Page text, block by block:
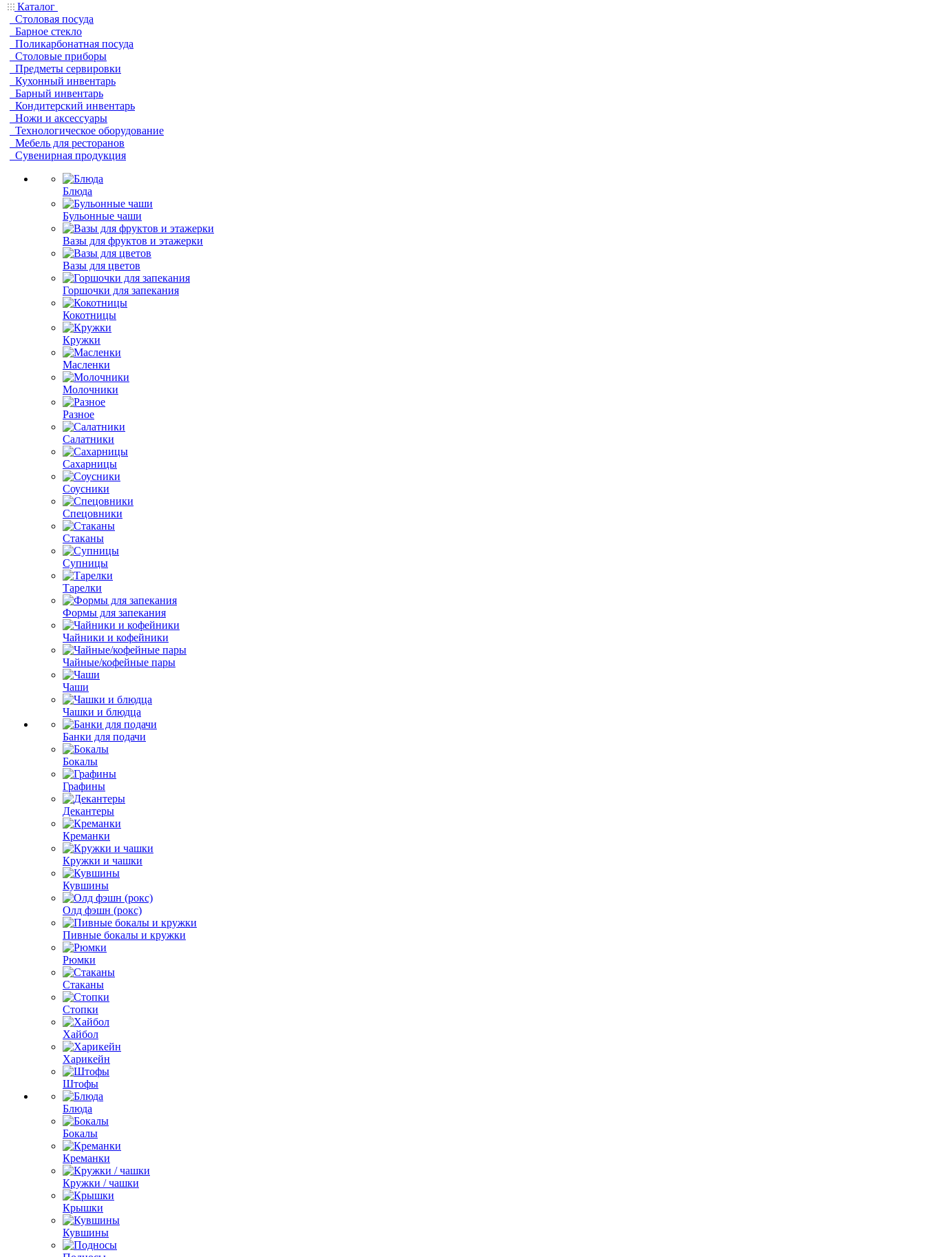
Каталог
Столовая посуда
Барное стекло
Поликарбонатная посуда
Столовые приборы
Предметы сервировки
Кухонный инвентарь
Барный инвентарь
Кондитерский инвентарь
Ножи и аксессуары
Технологическое оборудование
Мебель для ресторанов
Сувенирная продукция
Блюда
Бульонные чаши
Вазы для фруктов и этажерки
Вазы для цветов
Горшочки для запекания
Кокотницы
Кружки
Масленки
Молочники
Разное
Салатники
Сахарницы
Соусники
Спецовники
Стаканы
Супницы
Тарелки
Формы для запекания
Чайники и кофейники
Чайные/кофейные пары
Чаши
Чашки и блюдца
Банки для подачи
Бокалы
Графины
Декантеры
Креманки
Кружки и чашки
Кувшины
Олд фэшн (рокс)
Пивные бокалы и кружки
Рюмки
Стаканы
Стопки
Хайбол
Харикейн
Штофы
Блюда
Бокалы
Креманки
Кружки / чашки
Крышки
Кувшины